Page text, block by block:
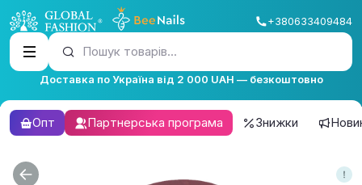
+380633409484
Пошук товарів...
Доставка по Україна від 2 000 UAH — безкоштовно
Опт Партнерська програма Знижки